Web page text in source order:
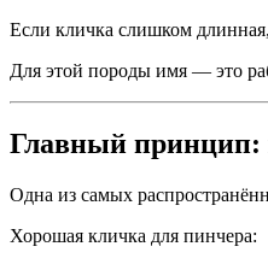
Если кличка слишком
Для этой породы имя — это
Главный принцип:
Одна из самых
Хорошая кличка для пинчера: